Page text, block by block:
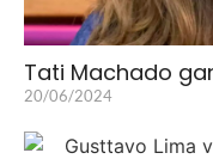
Tati Machado
20/06/2024